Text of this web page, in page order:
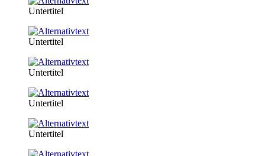
Untertitel
Untertitel
Untertitel
Untertitel
Untertitel